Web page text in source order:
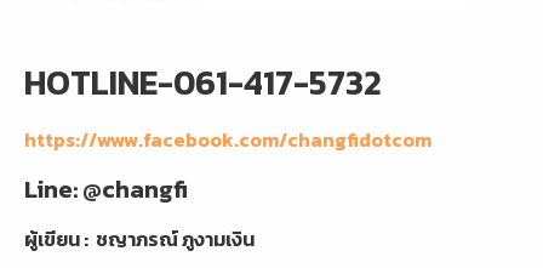
HOTLINE-061-417-5732
https://www.facebook.com/changfidotcom
Line: @changfi
ผู้เขียน : ชญาภรณ์ ภูงามเงิน